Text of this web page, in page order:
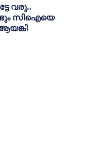
വരൂ..
സിഐയെ